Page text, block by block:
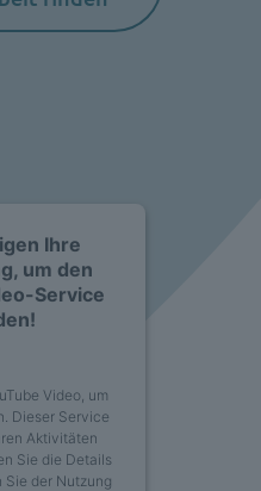
Ihre
um den
Service
Video, um
Dieser Service
Aktivitäten
Sie die Details
Sie der Nutzung